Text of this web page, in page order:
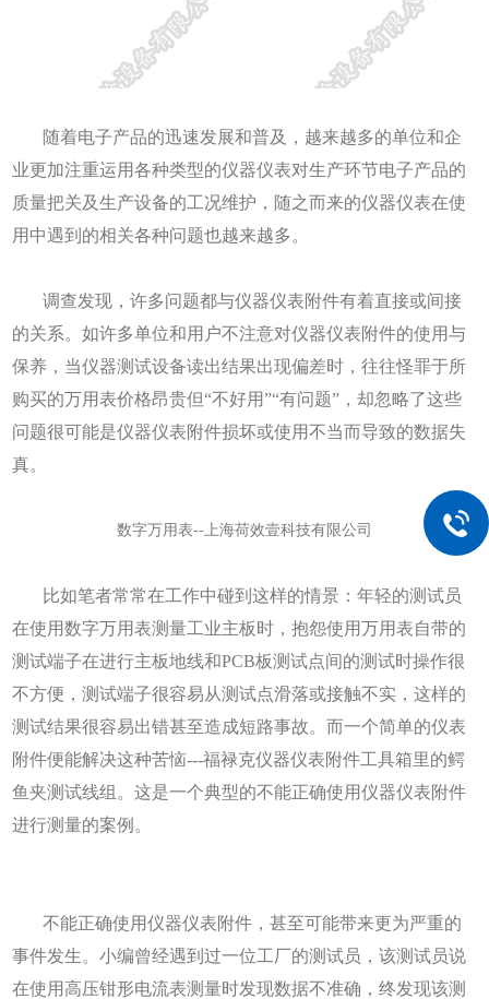
随着电子产品的迅速发展和普及，越来越多的单位和企
业更加注重运用各种类型的仪器仪表对生产环节电子产品的
质量把关及生产设备的工况维护，随之而来的仪器仪表在使
用中遇到的相关各种问题也越来越多。
调查发现，许多问题都与仪器仪表附件有着直接或间接
的关系。如许多单位和用户不注意对仪器仪表附件的使用与
保养，当仪器测试设备读出结果出现偏差时，往往怪罪于所
购买的万用表价格昂贵但“不好用”“有问题”，却忽略了这些
问题很可能是仪器仪表附件损坏或使用不当而导致的数据失
真。
数字万用表--上海荷效壹科技有限公司
比如笔者常常在工作中碰到这样的情景：年轻的测试员
在使用数字万用表测量工业主板时，抱怨使用万用表自带的
测试端子在进行主板地线和PCB板测试点间的测试时操作很
不方便，测试端子很容易从测试点滑落或接触不实，这样的
测试结果很容易出错甚至造成短路事故。而一个简单的仪表
附件便能解决这种苦恼---福禄克仪器仪表附件工具箱里的鳄
鱼夹测试线组。这是一个典型的不能正确使用仪器仪表附件
进行测量的案例。
不能正确使用仪器仪表附件，甚至可能带来更为严重的
事件发生。小编曾经遇到过一位工厂的测试员，该测试员说
在使用高压钳形电流表测量时发现数据不准确，终发现该测